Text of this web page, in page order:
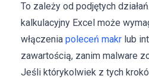
To zależy od podjętych
kalkulacyjny Excel może
włączenia poleceń makr lub
zawartością, zanim malware
Jeśli którykolwiek z tych